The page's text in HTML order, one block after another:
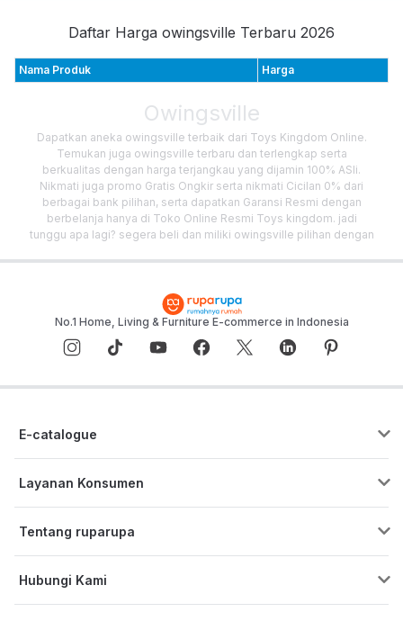
Daftar Harga owingsville Terbaru 2026
Nama Produk Harga
Owingsville
Dapatkan aneka owingsville terbaik dari Toys Kingdom Online.
Temukan juga owingsville terbaru dan terlengkap serta
berkualitas dengan harga terjangkau yang dijamin 100% ASli.
Nikmati juga promo Gratis Ongkir serta nikmati Cicilan 0% dari
berbagai bank pilihan, serta dapatkan Garansi Resmi dengan
berbelanja hanya di Toko Online Resmi Toys kingdom. jadi
tunggu apa lagi? segera beli dan miliki owingsville pilihan dengan
No.1 Home, Living & Furniture E-commerce in Indonesia
E-catalogue
Layanan Konsumen
ruparupa bisnis
Custom Furniture
Tentang ruparupa
Hubungi Kami